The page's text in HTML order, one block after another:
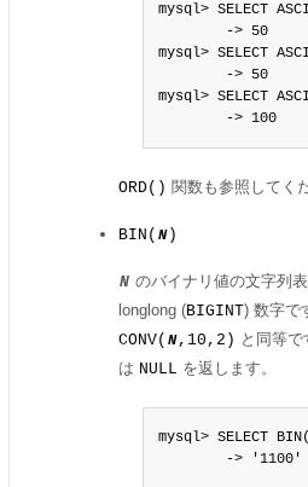
mysql> SELECT
        -> 50
mysql> SELECT
        -> 50
mysql> SELECT
        -> 100
ORD() 関数も参照してく
BIN( N )
N のバイナリ値の文字列表
longlong (BIGINT) 数字で
CONV( N ,10,2) と同等で
は NULL を返します。
mysql> SELECT
        -> '1100'